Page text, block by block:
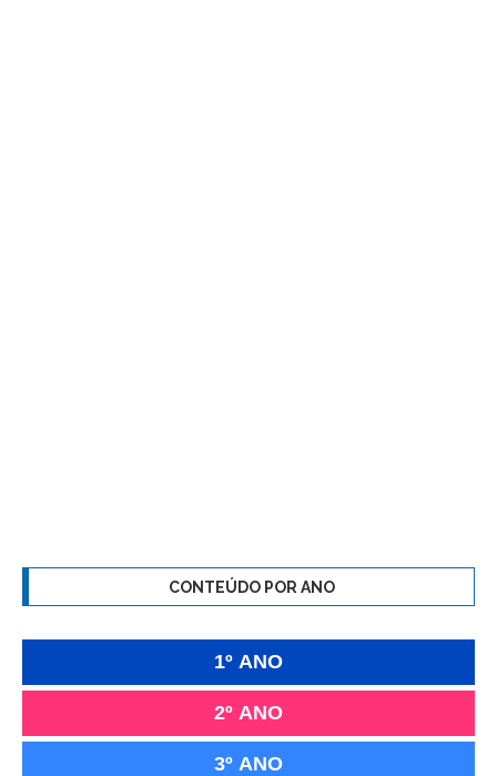
CONTEÚDO POR ANO
1º ANO
2º ANO
3º ANO